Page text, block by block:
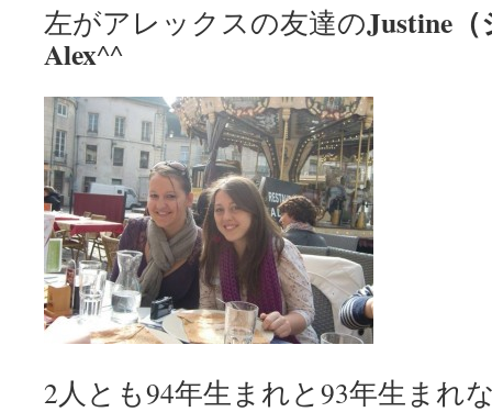
左がアレックスの友達のJustine
Alex^^
2人とも94年生まれと93年生まれ